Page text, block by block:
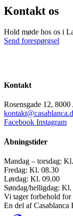
Kontakt os
Hold møde hos os i
Send forespørgsel
Kontakt
Rosensgade 12, 8000
Facebook Instagram
Åbningstider
Mandag – torsdag:
Fredag: Kl. 08.30
Lørdag: Kl. 09.00
Søndag/helligdag:
Vi tager forbehold
En del af Casablanca